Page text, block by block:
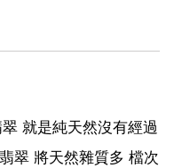
就是純天然沒有經過
翠 將天然雜質多 檔次